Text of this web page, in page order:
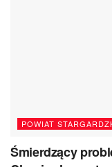
POWIAT
Śmierdzący